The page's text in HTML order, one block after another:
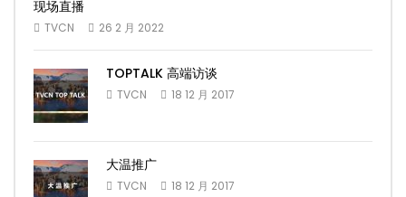
现场直播
TVCN 26 2 月 2022
TOPTALK 高端访谈
TVCN 18 12 月 2017
大温推广
TVCN 18 12 月 2017